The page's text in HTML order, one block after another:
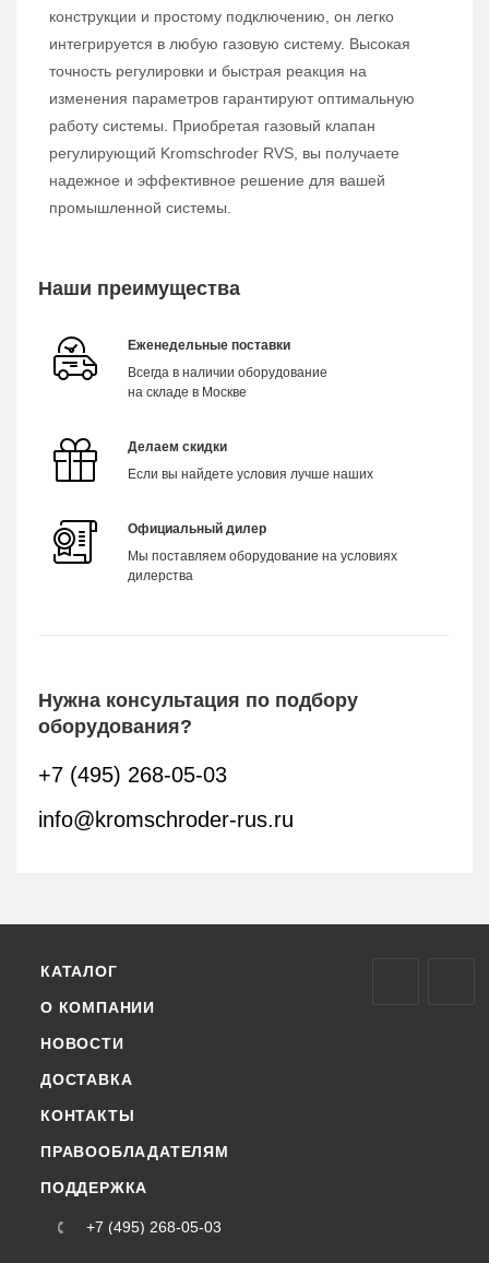
конструкции и простому подключению, он легко
интегрируется в любую газовую систему. Высокая
точность регулировки и быстрая реакция на
изменения параметров гарантируют оптимальную
работу системы. Приобретая газовый клапан
регулирующий Kromschroder RVS, вы получаете
надежное и эффективное решение для вашей
промышленной системы.
Наши преимущества
Еженедельные поставки
Всегда в наличии оборудование
на складе в Москве
Делаем скидки
Если вы найдете условия лучше наших
Официальный дилер
Мы поставляем оборудование на условиях
дилерства
Нужна консультация по подбору
оборудования?
+7 (495) 268-05-03
info@kromschroder-rus.ru
КАТАЛОГ
О КОМПАНИИ
НОВОСТИ
ДОСТАВКА
КОНТАКТЫ
ПРАВООБЛАДАТЕЛЯМ
ПОДДЕРЖКА
+7 (495) 268-05-03